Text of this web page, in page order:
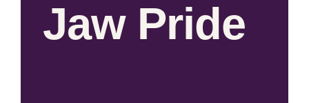
Jaw Pride